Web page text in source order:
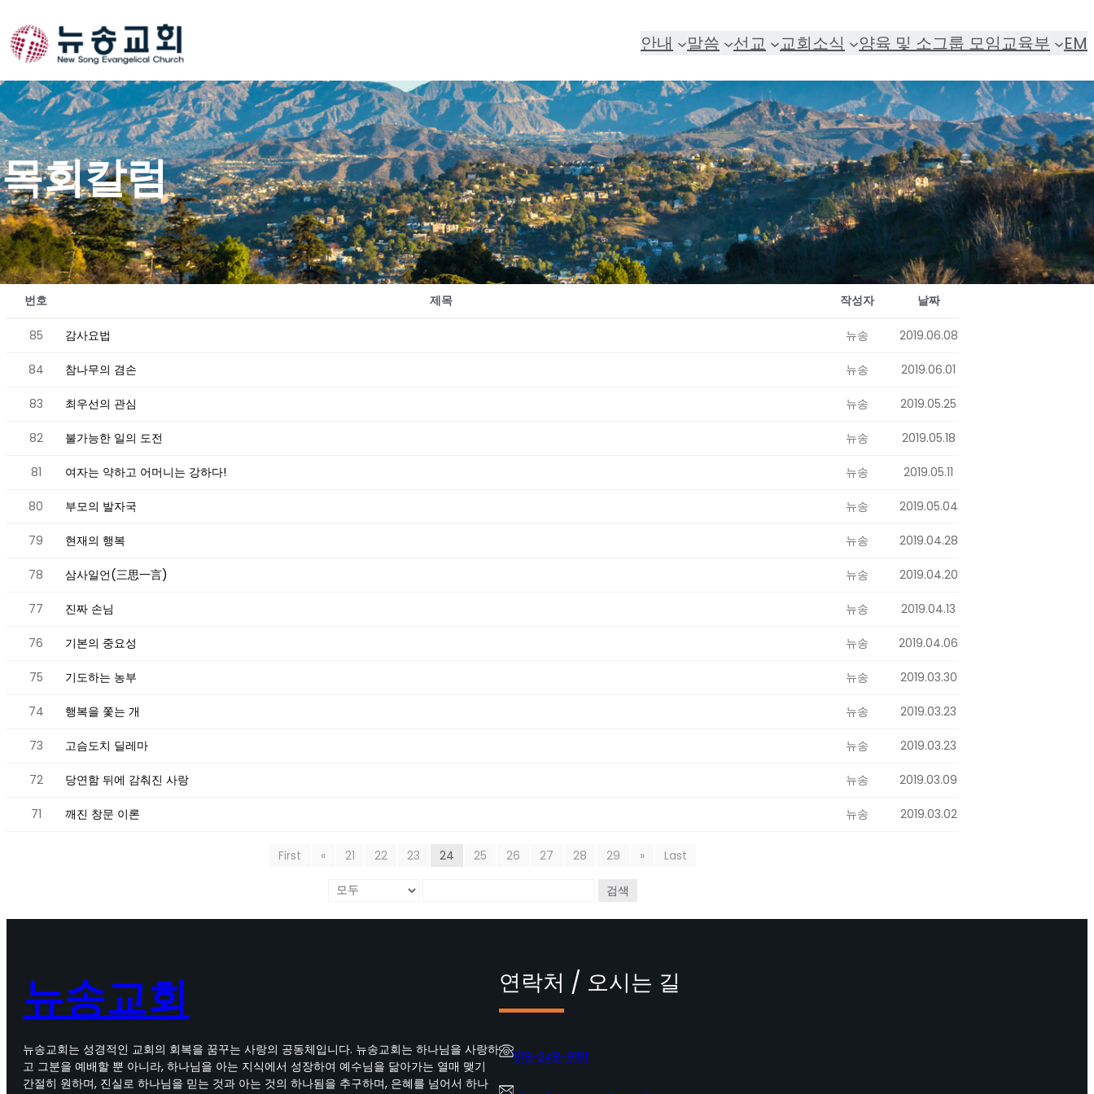
to
content
안내 말씀 선교 교회소식 양육 및 소그룹 모임교육부 EM
목회칼럼
번호 제목 작성자 날짜
85 감사요법 뉴송 2019.06.08
84 참나무의 겸손 뉴송 2019.06.01
83 최우선의 관심 뉴송 2019.05.25
82 불가능한 일의 도전 뉴송 2019.05.18
81 여자는 약하고 어머니는 강하다! 뉴송 2019.05.11
80 부모의 발자국 뉴송 2019.05.04
79 현재의 행복 뉴송 2019.04.28
78 삼사일언(三思一言) 뉴송 2019.04.20
77 진짜 손님 뉴송 2019.04.13
76 기본의 중요성 뉴송 2019.04.06
75 기도하는 농부 뉴송 2019.03.30
74 행복을 쫓는 개 뉴송 2019.03.23
73 고슴도치 딜레마 뉴송 2019.03.23
72 당연함 뒤에 감춰진 사랑 뉴송 2019.03.09
71 깨진 창문 이론 뉴송 2019.03.02
First « 21 22 23 24 25 26 27 28 29 » Last
검색
뉴송교회
뉴송교회는 성경적인 교회의 회복을 꿈꾸는 사랑의 공동체입니다. 뉴송교회는 하나님을 사랑하
고 그분을 예배할 뿐 아니라, 하나님을 아는 지식에서 성장하여 예수님을 닮아가는 열매 맺기
간절히 원하며, 진실로 하나님을 믿는 것과 아는 것의 하나됨을 추구하며, 은혜를 넘어서 하나
연락처 / 오시는 길
818-248-9191